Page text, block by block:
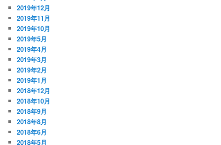
2019年12月
2019年11月
2019年10月
2019年5月
2019年4月
2019年3月
2019年2月
2019年1月
2018年12月
2018年10月
2018年9月
2018年8月
2018年6月
2018年5月